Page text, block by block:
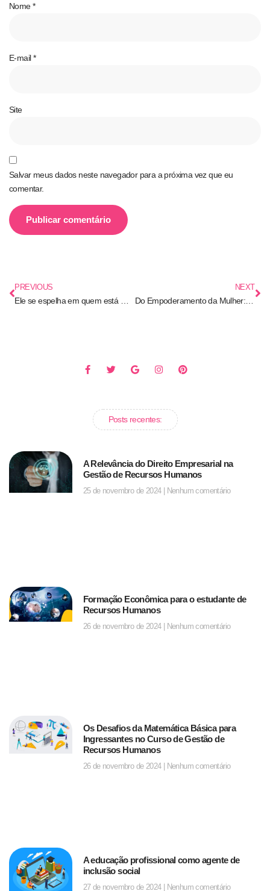
Nome*
E-mail*
Site
Salvar meus dados neste navegador para a próxima vez que eu
comentar.
PREVIOUS NEXT
Posts recentes:
A Relevância do Direito Empresarial na
Gestão de Recursos Humanos
25 de novembro de 2024 Nenhum comentário
Formação Econômica para o estudante de
Recursos Humanos
26 de novembro de 2024 Nenhum comentário
Os Desafios da Matemática Básica para
Ingressantes no Curso de Gestão de
Recursos Humanos
26 de novembro de 2024 Nenhum comentário
A educação profissional como agente de
inclusão social
27 de novembro de 2024 Nenhum comentário